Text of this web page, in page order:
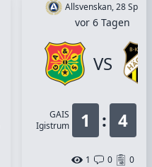
Allsvenskan, 28
vor 6 Tagen
VS
GAIS
Igistrum
1 : 4
1
0 0